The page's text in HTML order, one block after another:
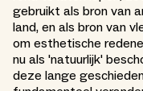
gebruikt als bron van
land, en als bron van
om esthetische
nu als 'natuurlijk'
deze lange